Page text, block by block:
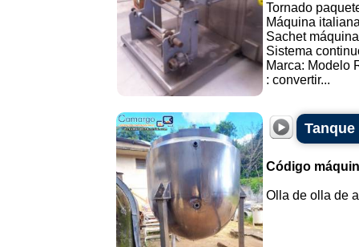
Tornado
Máquina
Sachet
Sistema
Marca: Modelo
: convertir...
Código
Olla de olla de